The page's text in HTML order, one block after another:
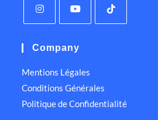
Company
Mentions Légales
Conditions Générales
Politique de Confidentialité